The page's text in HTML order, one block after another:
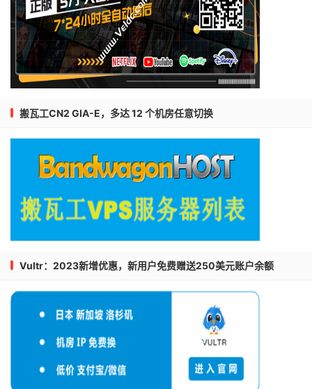
搬瓦工CN2 GIA-E，多达 12 个机房任意切换
Vultr：2023新增优惠，新用户免费赠送250美元账户余额